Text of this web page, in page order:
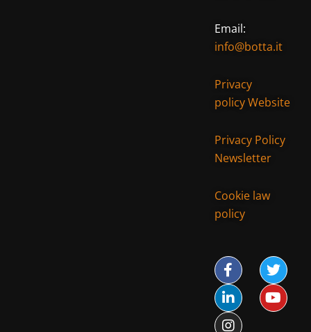
Email:
info@botta.it
Privacy
policy Website
Privacy Policy
Newsletter
Cookie law
policy